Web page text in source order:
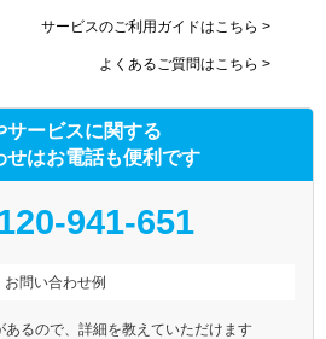
サービスのご利用ガイドはこちら >
よくあるご質問はこちら >
サービスに関する
せはお電話も便利です
941-651
お問い合わせ例
あるので、詳細を教えていただけます